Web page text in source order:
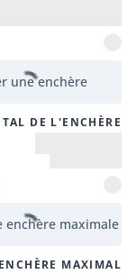
une enchère
DE L'ENCHÈRE
enchère maximale
MAXIMAL